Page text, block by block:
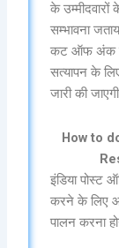
के
सम्भावना
कट ऑफ अंक के
सत्यापन के
जारी की
How to
इंडिया पोस्ट
करने के लिए
पालन करना